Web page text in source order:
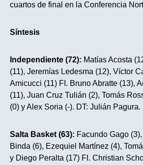
cuartos de final en la Conferencia
Síntesis
Independiente (72): Matías Acosta
(11), Jeremías Ledesma (12), Víctor
Amicucci (11) FI. Bruno Abratte (13),
(11), Juan Cruz Tulián (2), Tomás
(0) y Alex Soria (-). DT: Julián Pagura.
Salta Basket (63): Facundo Gago
Binda (6), Ezequiel Martínez (4),
y Diego Peralta (17) FI. Christian